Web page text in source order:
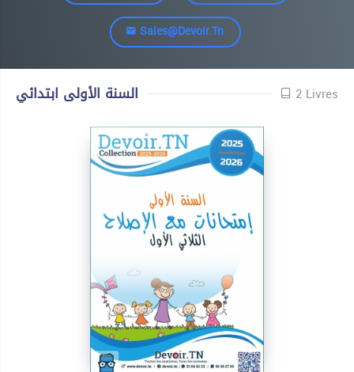
Sales@devoir.tn
السنة الأولى ابتدائي 2 Livres